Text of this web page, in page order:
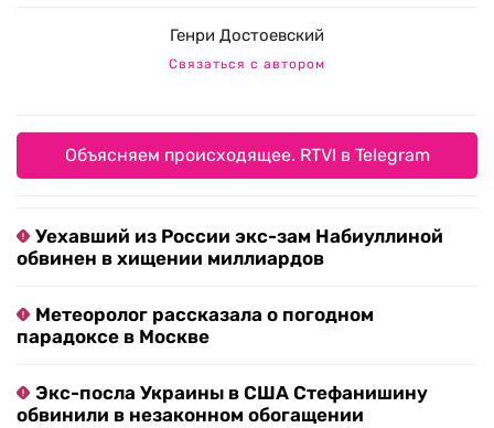
Генри Достоевский
Связаться с автором
Объясняем происходящее. RTVI в Telegram
Уехавший из России экс-зам Набиуллиной
обвинен в хищении миллиардов
Метеоролог рассказала о погодном
парадоксе в Москве
Экс-посла Украины в США Стефанишину
обвинили в незаконном обогащении